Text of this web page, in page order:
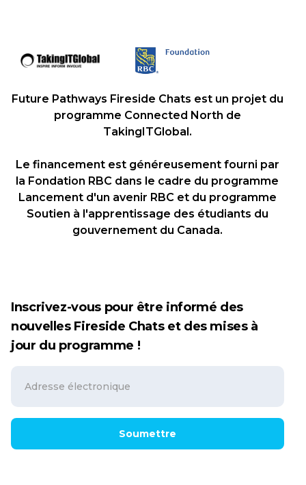
Future Pathways Fireside Chats est un projet du
programme Connected North de
TakingITGlobal.
Le financement est généreusement fourni par
la Fondation RBC dans le cadre du programme
Lancement d'un avenir RBC et du programme
Soutien à l'apprentissage des étudiants du
gouvernement du Canada.
Inscrivez-vous pour être informé des
nouvelles Fireside Chats et des mises à
jour du programme !
Soumettre